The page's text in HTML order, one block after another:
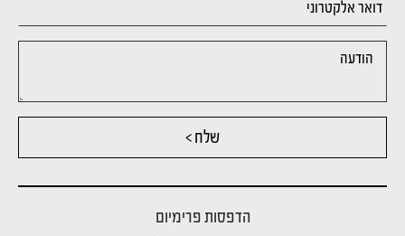
הדפסות פרימיום
שלח >